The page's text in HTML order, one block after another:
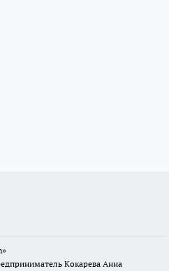
Кокарева Анна